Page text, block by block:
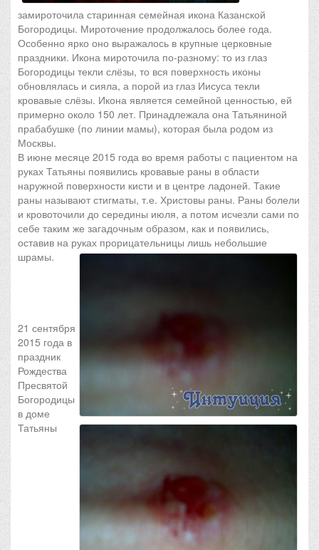
замироточила старинная семейная икона Казанской
Богородицы. Мироточение продолжалось более года.
Особенно ярко оно выражалось в крупные церковные
праздники. Икона мироточила по-разному: то из глаз
Богородицы текли слёзы, то вся поверхность иконы
обновлялась и сияла, а порой из глаз Иисуса текли
кровавые слёзы. Икона является семейной ценностью, ей
примерно около 150 лет. Принадлежала она Татьяниной
прабабушке (по линии мамы), которая была родом из
Москвы.
В июне месяце 2015 года во время работы с пациентом на
руках Татьяны появились кровавые раны в области
наружной поверхности кисти и в центре ладоней. Такие
раны называют стигматы, т.е. Христовы раны. Раны болели
и кровоточили до середины июля, а потом исчезли сами по
себе таким же загадочным образом, как и появились,
оставив на руках прорицательницы лишь небольшие
шрамы.
21 сентября
2015 года в
праздник
Рождества
Пресвятой
Богородицы
в доме
Татьяны